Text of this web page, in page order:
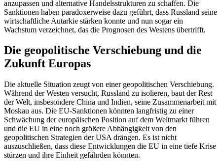
anzupassen und alternative Handelsstrukturen zu schaffen. Die
Sanktionen haben paradoxerweise dazu geführt, dass Russland seine
wirtschaftliche Autarkie stärken konnte und nun sogar ein
Wachstum verzeichnet, das die Prognosen des Westens übertrifft.
Die geopolitische Verschiebung und die
Zukunft Europas
Die aktuelle Situation zeugt von einer geopolitischen Verschiebung.
Während der Westen versucht, Russland zu isolieren, baut der Rest
der Welt, insbesondere China und Indien, seine Zusammenarbeit mit
Moskau aus. Die EU-Sanktionen könnten langfristig zu einer
Schwächung der europäischen Position auf dem Weltmarkt führen
und die EU in eine noch größere Abhängigkeit von den
geopolitischen Strategien der USA drängen. Es ist nicht
auszuschließen, dass diese Entwicklungen die EU in eine tiefe Krise
stürzen und ihre Einheit gefährden könnten.